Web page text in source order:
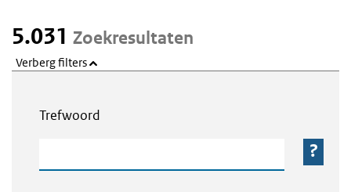
5.031 Zoekresultaten
Verberg filters
Trefwoord